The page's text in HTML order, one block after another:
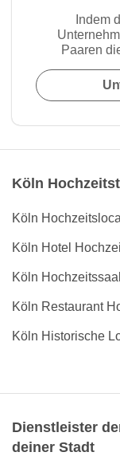
Indem
Paaren
Köln
Köln
Köln Hotel
Köln Hochzeitssaal
Köln Restaurant
Köln Historische
Dienstleister
deiner Stadt